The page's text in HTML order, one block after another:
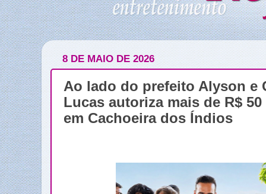
8 DE MAIO DE 2026
Ao lado do prefeito Alyson e
Lucas autoriza mais de R$
em Cachoeira dos Índios